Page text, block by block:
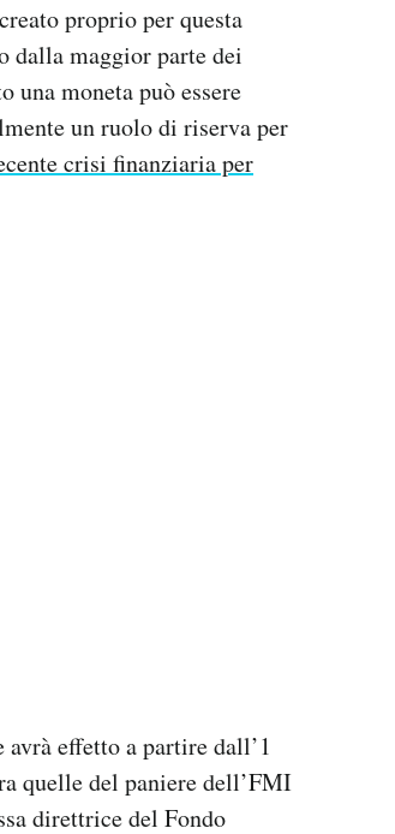
proprio per questa
dalla maggior parte dei
una moneta può essere
un ruolo di riserva per
crisi finanziaria per
effetto a partire dall’1
quelle del paniere dell’FMI
direttrice del Fondo